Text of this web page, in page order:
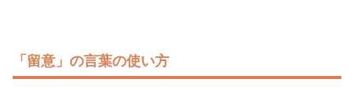
「留意」の言葉の使い方